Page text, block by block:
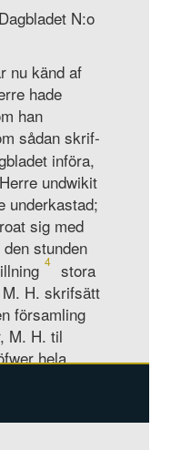
N:o
nu känd af
hade
han
sådan skrif-
införa,
undwikit
underkastad;
sig med
stunden
4
stora
H. skrifsätt
församling
M. H. til
hela